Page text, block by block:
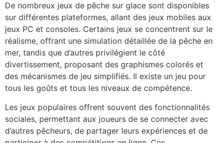
De nombreux jeux de pêche sur glace sont disponibles
sur différentes plateformes, allant des jeux mobiles aux
jeux PC et consoles. Certains jeux se concentrent sur le
réalisme, offrant une simulation détaillée de la pêche en
mer, tandis que d’autres privilégient le côté
divertissement, proposant des graphismes colorés et
des mécanismes de jeu simplifiés. Il existe un jeu pour
tous les goûts et tous les niveaux de compétence.
Les jeux populaires offrent souvent des fonctionnalités
sociales, permettant aux joueurs de se connecter avec
d’autres pêcheurs, de partager leurs expériences et de